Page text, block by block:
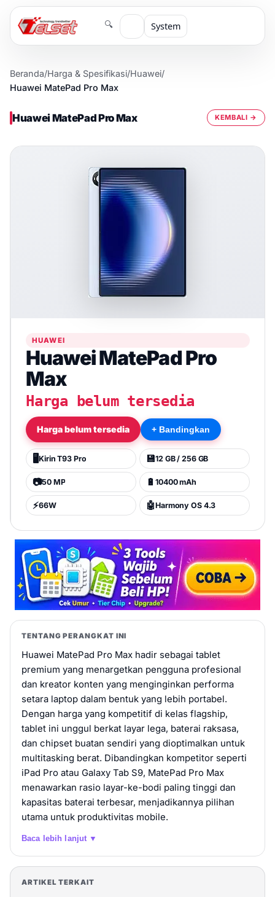
🔍 System
Beranda/Harga & Spesifikasi/Huawei/
Huawei MatePad Pro Max
Huawei MatePad Pro Max KEMBALI →
HUAWEI
Huawei MatePad Pro
Max
Harga belum tersedia
Harga belum tersedia + Bandingkan
🖥️ Kirin T93 Pro 💾12 GB / 256 GB
📷50 MP 🔋 10400 mAh
⚡66W 🤖Harmony OS 4.3
TENTANG PERANGKAT INI
Huawei MatePad Pro Max hadir sebagai tablet
premium yang menargetkan pengguna profesional
dan kreator konten yang menginginkan performa
setara laptop dalam bentuk yang lebih portabel.
Dengan harga yang kompetitif di kelas flagship,
tablet ini unggul berkat layar lega, baterai raksasa,
dan chipset buatan sendiri yang dioptimalkan untuk
multitasking berat. Dibandingkan kompetitor seperti
iPad Pro atau Galaxy Tab S9, MatePad Pro Max
menawarkan rasio layar-ke-bodi paling tinggi dan
kapasitas baterai terbesar, menjadikannya pilihan
utama untuk produktivitas mobile.
Baca lebih lanjut ▼
ARTIKEL TERKAIT